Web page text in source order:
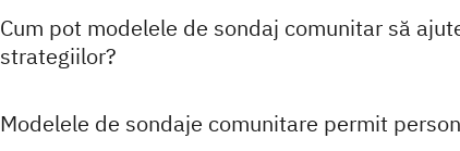
Cum pot modelele de sondaj comunitar să
strategiilor?
Modelele de sondaje comunitare permit